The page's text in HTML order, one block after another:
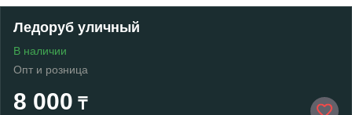
Ледоруб уличный
В наличии
Опт и розница
8 000 ₸